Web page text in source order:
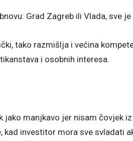
Grad Zagreb ili Vlada, sve je
tako razmišlja i većina
i osobnih interesa.
manjkavo jer nisam čovjek
kad investitor mora sve svladati